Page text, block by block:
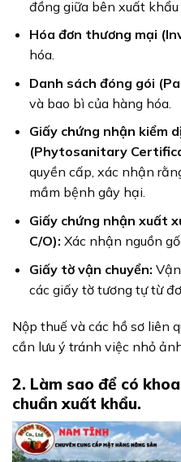
đồng giữa bên xuất
Hóa đơn thương mại
hóa.
Danh sách đóng gói
và bao bì của hàng hóa.
Giấy chứng nhận kiểm
(Phytosanitary
quyền cấp, xác nhận
mầm bệnh gây hại.
Giấy chứng nhận xuất
C/O): Xác nhận nguồn
Giấy tờ vận chuyển:
các giấy tờ tương tự từ
Nộp thuế và các hồ sơ liên
cần lưu ý tránh việc nhỏ
2. Làm sao để có
chuẩn xuất khẩu.